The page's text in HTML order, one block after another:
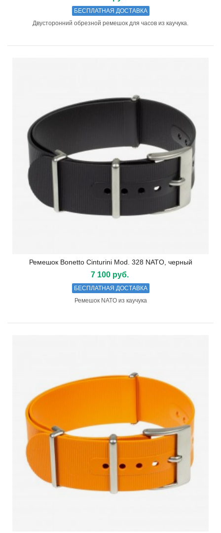
БЕСПЛАТНАЯ ДОСТАВКА
Двусторонний обрезной ремешок для часов из каучука.
Ремешок Bonetto Cinturini Mod. 328 NATO, черный
7 100 руб.
БЕСПЛАТНАЯ ДОСТАВКА
Ремешок NATO из каучука